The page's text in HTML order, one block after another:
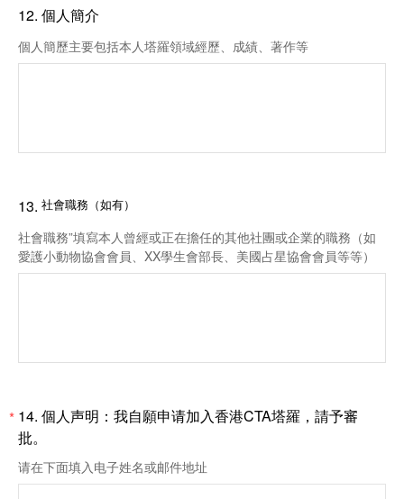
12. 個人簡介
個人簡歷主要包括本人塔羅領域經歷、成績、著作等
13. 社會職務（如有）
社會職務”填寫本人曾經或正在擔任的其他社團或企業的職務（如
愛護小動物協會會員、XX學生會部長、美國占星協會會員等等）
* 14. 個人声明：我自願申请加入香港CTA塔羅，請予審
批。
请在下面填入电子姓名或邮件地址